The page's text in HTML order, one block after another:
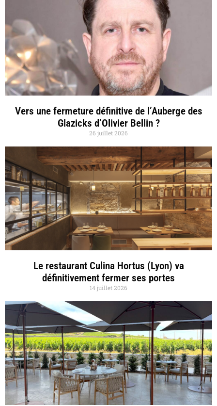
Vers une fermeture définitive de l’Auberge des
Glazicks d’Olivier Bellin ?
26 juillet 2026
Le restaurant Culina Hortus (Lyon) va
définitivement fermer ses portes
14 juillet 2026